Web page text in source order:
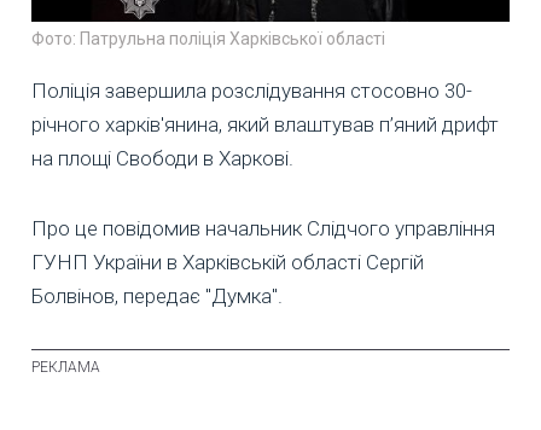
Фото: Патрульна поліція Харківської області
Поліція завершила розслідування стосовно 30-
річного харків'янина, який влаштував п’яний дрифт
на площі Свободи в Харкові.
Про це повідомив начальник Слідчого управління
ГУНП України в Харківській області Сергій
Болвінов, передає "Думка".